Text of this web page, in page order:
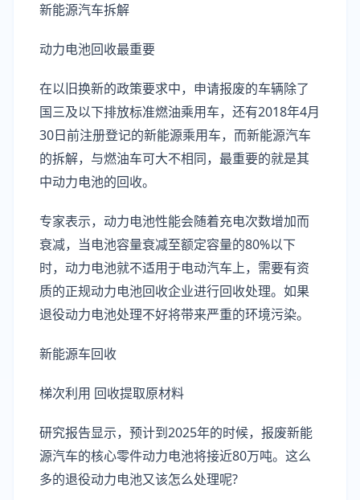
新能源汽车拆解
动力电池回收最重要
在以旧换新的政策要求中，申请报废的车辆除了
国三及以下排放标准燃油乘用车，还有2018年4月
30日前注册登记的新能源乘用车，而新能源汽车
的拆解，与燃油车可大不相同，最重要的就是其
中动力电池的回收。
专家表示，动力电池性能会随着充电次数增加而
衰减，当电池容量衰减至额定容量的80%以下
时，动力电池就不适用于电动汽车上，需要有资
质的正规动力电池回收企业进行回收处理。如果
退役动力电池处理不好将带来严重的环境污染。
新能源车回收
梯次利用 回收提取原材料
研究报告显示，预计到2025年的时候，报废新能
源汽车的核心零件动力电池将接近80万吨。这么
多的退役动力电池又该怎么处理呢?